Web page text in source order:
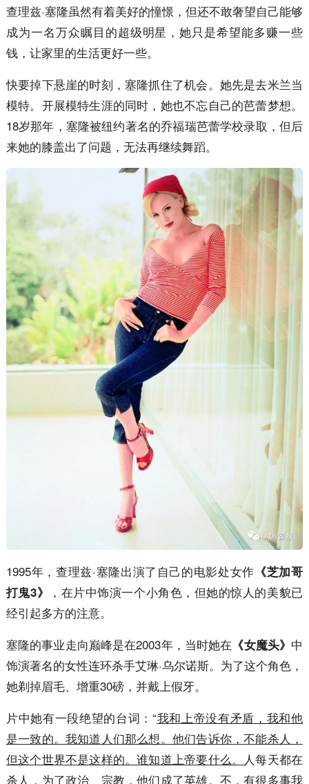
查理兹·塞隆虽然有着美好的憧憬，但还不敢奢望自己能够
成为一名万众瞩目的超级明星，她只是希望能多赚一些
钱，让家里的生活更好一些。
快要掉下悬崖的时刻，塞隆抓住了机会。她先是去米兰当
模特。开展模特生涯的同时，她也不忘自己的芭蕾梦想。
18岁那年，塞隆被纽约著名的乔福瑞芭蕾学校录取，但后
来她的膝盖出了问题，无法再继续舞蹈。
1995年，查理兹·塞隆出演了自己的电影处女作 《芝加哥
打鬼3》
，在片中饰演一个小角色，但她的惊人的美貌已
经引起多方的注意。
塞隆的事业走向巅峰是在2003年，当时她在 《女魔头》 中
饰演著名的女性连环杀手艾琳·乌尔诺斯。为了这个角色，
她剃掉眉毛、增重30磅，并戴上假牙。
片中她有一段绝望的台词：“我和上帝没有矛盾，我和他
是一致的。我知道人们那么想。他们告诉你，不能杀人，
但这个世界不是这样的。谁知道上帝要什么。 人每天都在
杀人，为了政治、宗教，他们成了英雄。不，有很多事我